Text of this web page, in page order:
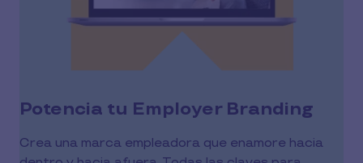
Potencia tu Employer Branding
Crea una marca empleadora que enamore hacia